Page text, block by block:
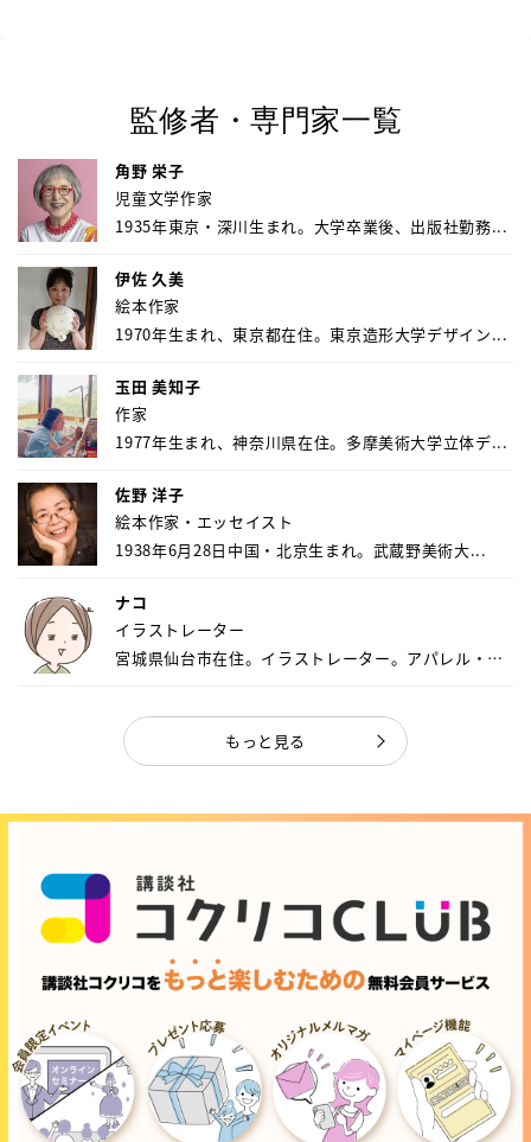
監修者・専門家一覧
角野 栄子
児童文学作家
1935年東京・深川生まれ。大学卒業後、出版社勤務...
伊佐 久美
絵本作家
1970年生まれ、東京都在住。東京造形大学デザイン...
玉田 美知子
作家
1977年生まれ、神奈川県在住。多摩美術大学立体デ...
佐野 洋子
絵本作家・エッセイスト
1938年6月28日中国・北京生まれ。武蔵野美術大...
ナコ
イラストレーター
宮城県仙台市在住。イラストレーター。アパレル・キ
もっと見る